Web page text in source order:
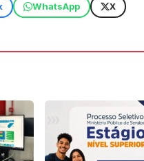
WhatsApp X